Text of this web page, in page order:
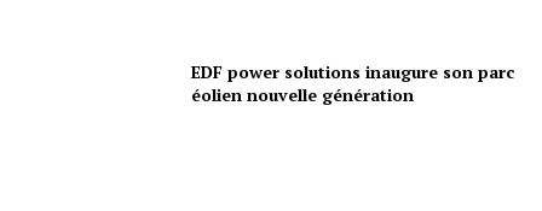
EDF power solutions inaugure son parc
éolien nouvelle génération